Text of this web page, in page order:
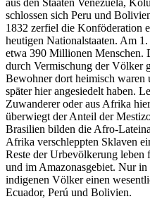
schlossen sich Peru und
1832 zerfiel die Konföderation
heutigen Nationalstaaten. Am
etwa 390 Millionen Menschen.
durch Vermischung der Völker
Bewohner dort heimisch waren
später hier angesiedelt haben.
Zuwanderer oder aus Afrika
überwiegt der Anteil der
Brasilien bilden die Afro-
Afrika verschleppten Sklaven
Reste der Urbevölkerung leben
und im Amazonasgebiet. Nur
indigenen Völker einen
Ecuador, Perú und Bolivien.